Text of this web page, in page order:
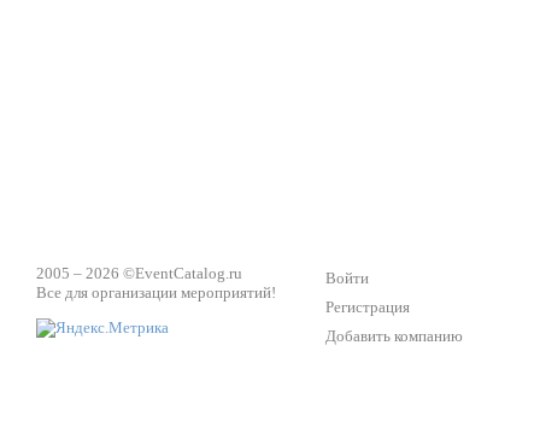
2005 – 2026 ©EventCatalog.ru
Все для организации мероприятий!
Войти
Регистрация
Добавить компанию